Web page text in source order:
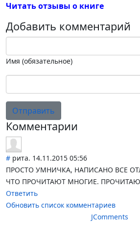
Читать отзывы о книге
Добавить комментарий
Имя (обязательное)
Отправить
Комментарии
# рита. 14.11.2015 05:56
ПРОСТО УМНИЧКА, НАПИСАНО ВСЕ
ЧТО ПРОЧИТАЮТ МНОГИЕ.
Ответить
Обновить список комментариев
JComments